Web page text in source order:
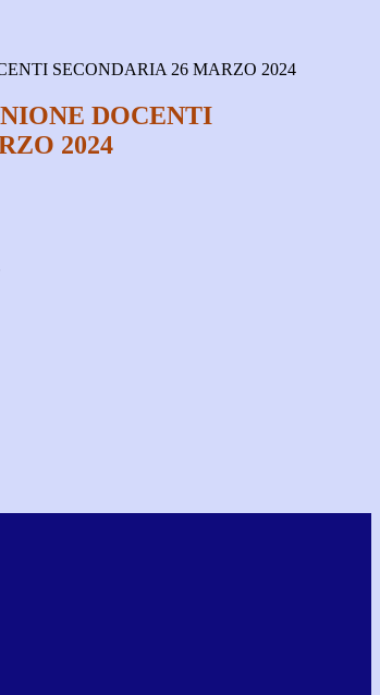
SECONDARIA 26 MARZO 2024
DOCENTI
2024